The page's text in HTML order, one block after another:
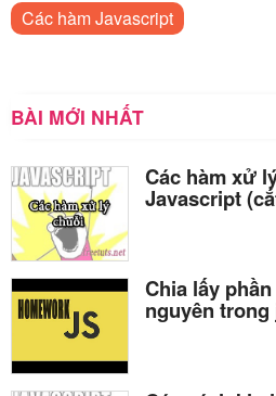
Các hàm Javascript
BÀI MỚI NHẤT
Các hàm xử
Javascript
Chia lấy
nguyên